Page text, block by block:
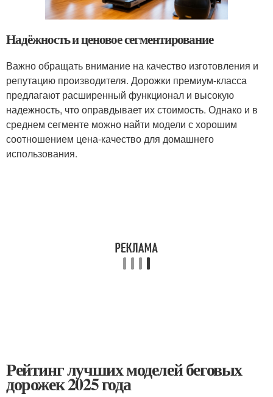
Надёжность и ценовое сегментирование
Важно обращать внимание на качество изготовления и
репутацию производителя. Дорожки премиум-класса
предлагают расширенный функционал и высокую
надежность, что оправдывает их стоимость. Однако и в
среднем сегменте можно найти модели с хорошим
соотношением цена-качество для домашнего
использования.
Рейтинг лучших моделей беговых
дорожек 2025 года